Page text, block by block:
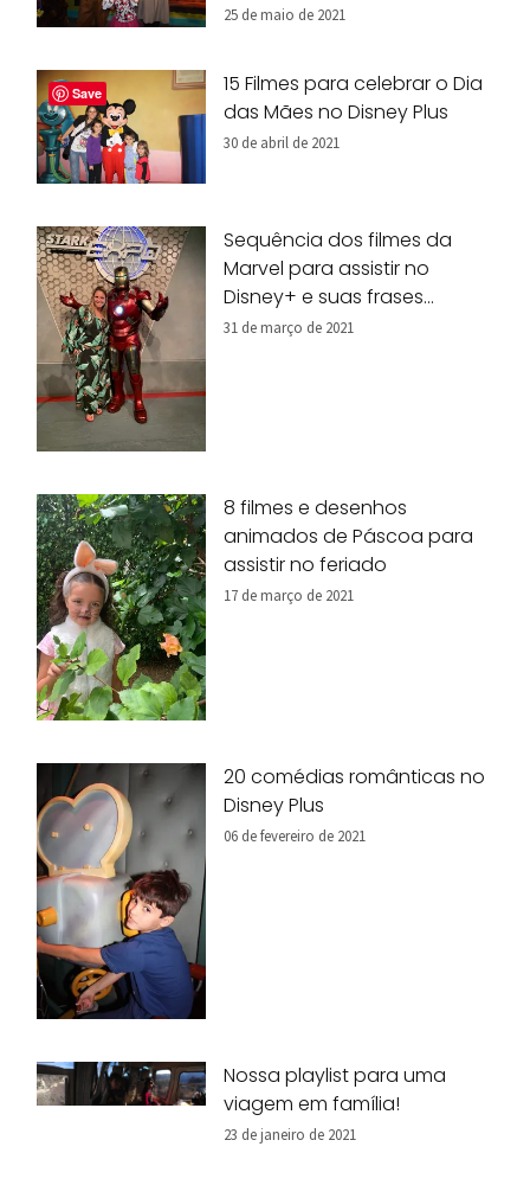
25 de maio de 2021
15 Filmes para celebrar o Dia
das Mães no Disney Plus
30 de abril de 2021
Sequência dos filmes da
Marvel para assistir no
Disney+ e suas frases
marcantes
31 de março de 2021
8 filmes e desenhos
animados de Páscoa para
assistir no feriado
17 de março de 2021
20 comédias românticas no
Disney Plus
06 de fevereiro de 2021
Nossa playlist para uma
viagem em família!
23 de janeiro de 2021
Save